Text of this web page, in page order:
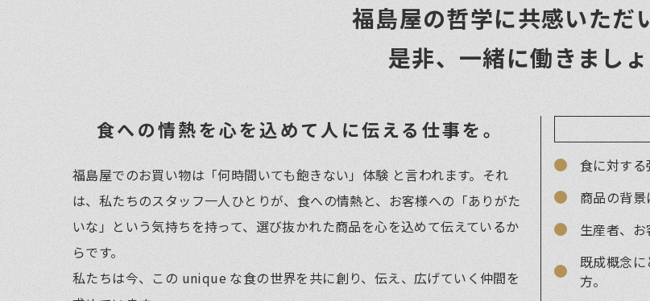
福島屋の哲学に共感いただ
是非、一緒に働きましょ
食への情熱を心を込めて人に伝える仕事を。
福島屋でのお買い物は「何時間いても飽きない」体験 と言われます。それ
は、私たちのスタッフ一人ひとりが、食への情熱と、お客様への「ありがた
いな」という気持ちを持って、選び抜かれた商品を心を込めて伝えているか
らです。
私たちは今、この unique な食の世界を共に創り、伝え、広げていく仲間を
食に対する
商品の背景
生産者、お
既成概念
方。